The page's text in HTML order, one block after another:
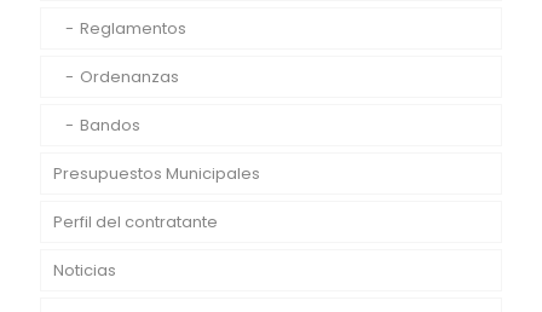
Reglamentos
Ordenanzas
Bandos
Presupuestos Municipales
Perfil del contratante
Noticias